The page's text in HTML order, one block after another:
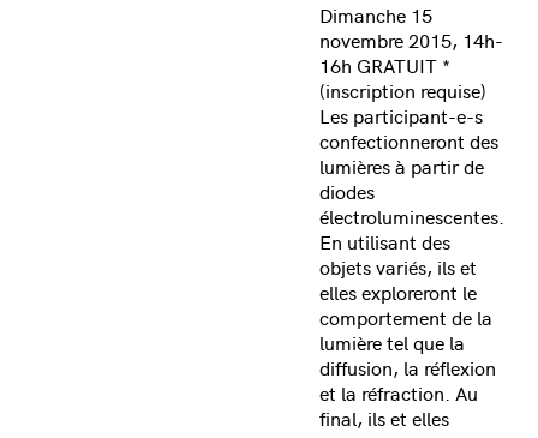
Dimanche 15
novembre 2015, 14h-
16h GRATUIT *
(inscription requise)
Les participant-e-s
confectionneront des
lumières à partir de
diodes
électroluminescentes.
En utilisant des
objets variés, ils et
elles exploreront le
comportement de la
lumière tel que la
diffusion, la réflexion
et la réfraction. Au
final, ils et elles